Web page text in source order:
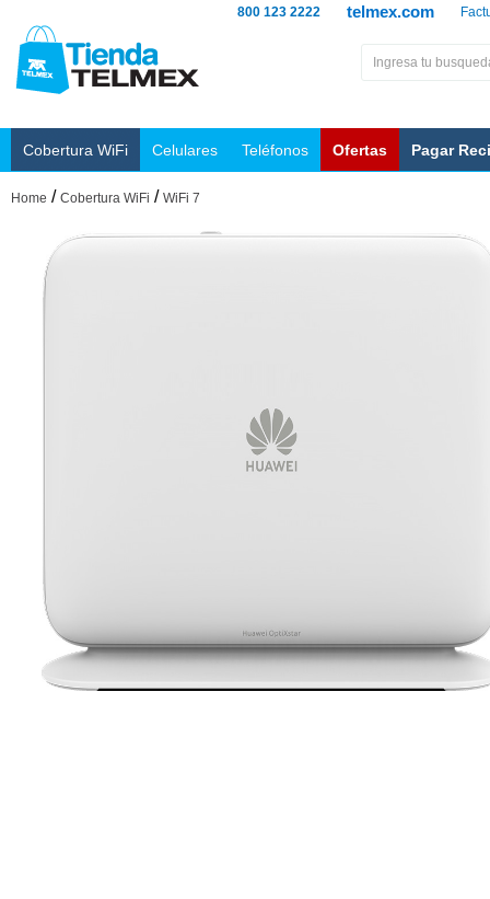
telmex.com
800 123 2222
Cobertura WiFi Celulares Teléfonos Ofertas Pagar
Home / Cobertura WiFi / WiFi 7